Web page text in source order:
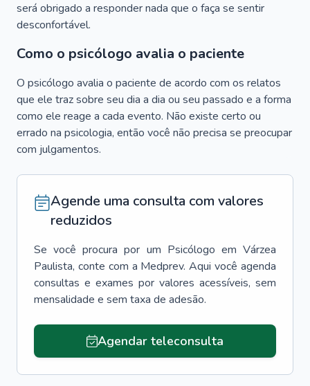
será obrigado a responder nada que o faça se sentir
desconfortável.
Como o psicólogo avalia o paciente
O psicólogo avalia o paciente de acordo com os relatos
que ele traz sobre seu dia a dia ou seu passado e a forma
como ele reage a cada evento. Não existe certo ou
errado na psicologia, então você não precisa se preocupar
com julgamentos.
Agende uma consulta com valores
reduzidos
Se você procura por um Psicólogo em Várzea
Paulista, conte com a Medprev. Aqui você agenda
consultas e exames por valores acessíveis, sem
mensalidade e sem taxa de adesão.
Agendar teleconsulta